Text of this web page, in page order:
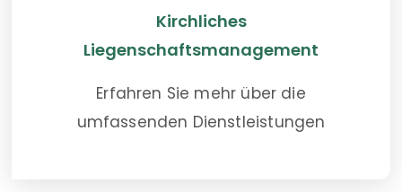
Kirchliches
Liegenschaftsmanagement
Erfahren Sie mehr über die
umfassenden Dienstleistungen